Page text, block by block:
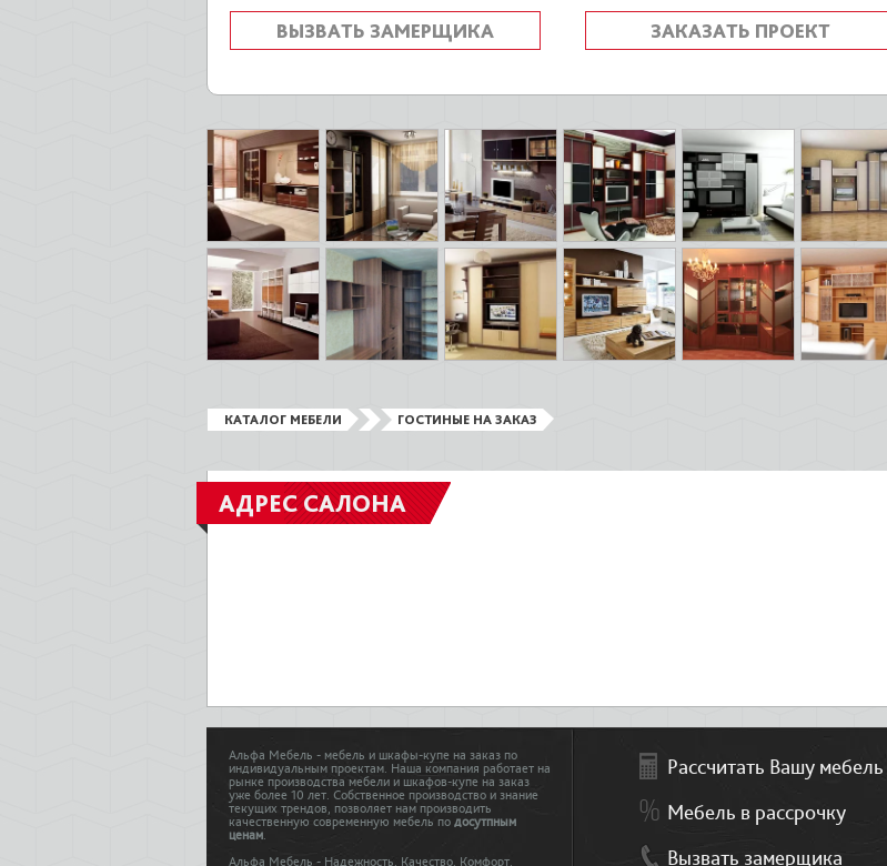
ВЫЗВАТЬ ЗАМЕРЩИКА ЗАКАЗАТЬ ПРОЕКТ
КАТАЛОГ МЕБЕЛИ ГОСТИНЫЕ НА ЗАКАЗ
АДРЕС САЛОНА
Альфа Мебель - мебель и шкафы-купе на заказ по
индивидуальным проектам. Наша компания работает на
рынке производства мебели и шкафов-купе на заказ
уже более 10 лет. Собственное производство и знание
текущих трендов, позволяет нам производить
качественную современную мебель по досутпным
ценам.
Альфа Мебель - Надежность. Качество. Комфорт.
Рассчитать Вашу мебель
Мебель в рассрочку
Вызвать замерщика